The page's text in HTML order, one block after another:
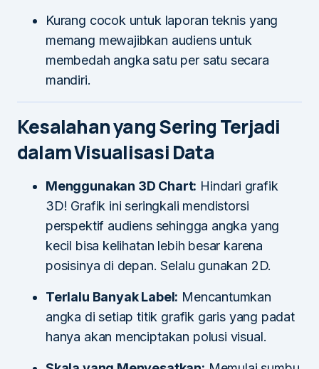
Kurang cocok untuk laporan teknis yang
memang mewajibkan audiens untuk
membedah angka satu per satu secara
mandiri.
Kesalahan yang Sering Terjadi
dalam Visualisasi Data
Menggunakan 3D Chart: Hindari grafik
3D! Grafik ini seringkali mendistorsi
perspektif audiens sehingga angka yang
kecil bisa kelihatan lebih besar karena
posisinya di depan. Selalu gunakan 2D.
Terlalu Banyak Label: Mencantumkan
angka di setiap titik grafik garis yang padat
hanya akan menciptakan polusi visual.